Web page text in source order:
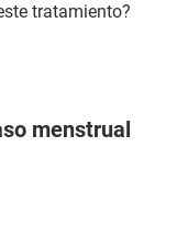
tratamiento?
menstrual